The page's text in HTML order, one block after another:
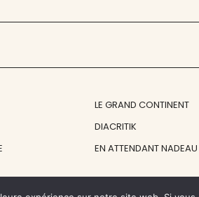
LE GRAND CONTINENT
DIACRITIK
EN ATTENDANT NADEAU